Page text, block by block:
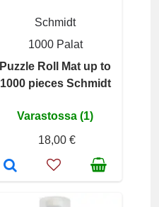
Schmidt
1000 Palat
Puzzle Roll Mat up to
1000 pieces Schmidt
Varastossa (1)
18,00 €